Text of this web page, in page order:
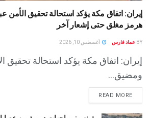
إيران: اتفاق مكة يؤكد استحالة تحقيق
هرمز مغلق حتى إشعار آخر
BY عماد فارس أغسطس 10, 2026
إيران: اتفاق مكة يؤكد استحالة تحقيق
ومضيق...
READ MORE